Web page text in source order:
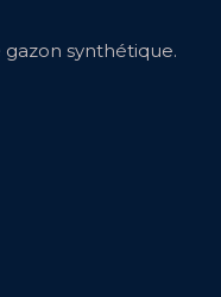
synthétique.